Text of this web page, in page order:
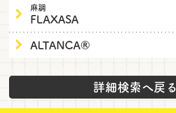
麻調
FLAXASA
ALTANCA®
詳細検索へ戻る